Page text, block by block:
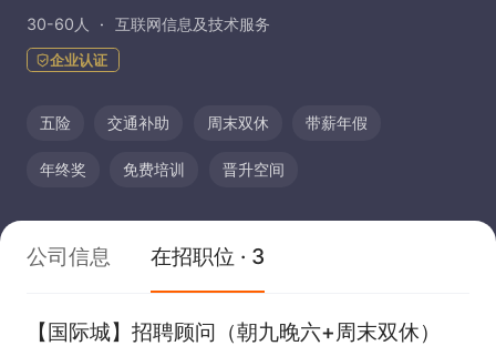
30-60人 互联网信息及技术服务
企业认证
五险 交通补助 周末双休 带薪年假
年终奖 免费培训 晋升空间
公司信息 在招职位 · 3
【国际城】招聘顾问（朝九晚六+周末双休）